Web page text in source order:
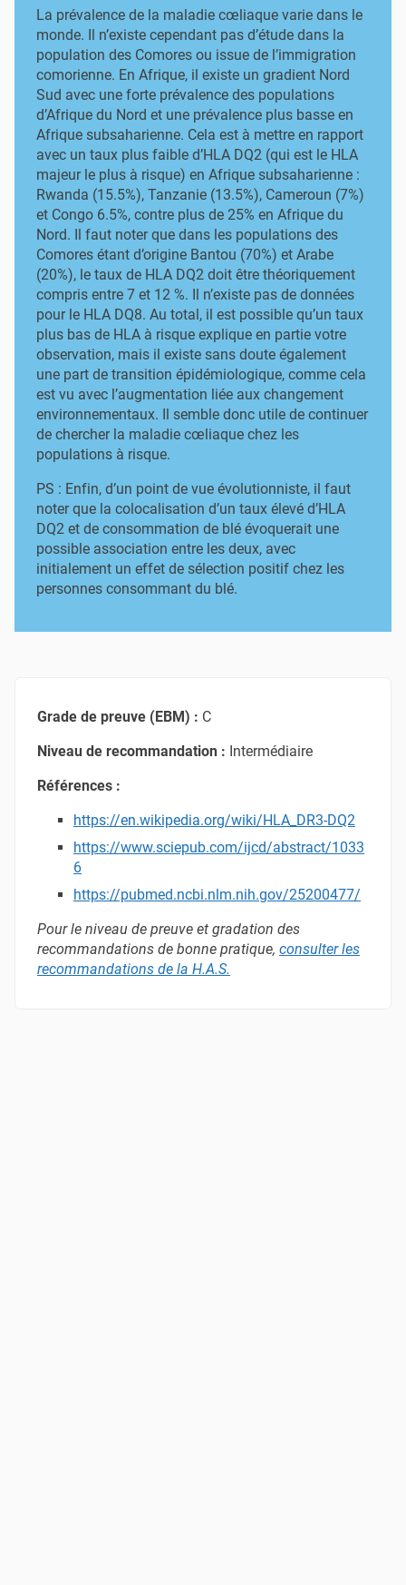
La prévalence de la maladie cœliaque varie dans le
monde. Il n’existe cependant pas d’étude dans la
population des Comores ou issue de l’immigration
comorienne. En Afrique, il existe un gradient Nord
Sud avec une forte prévalence des populations
d’Afrique du Nord et une prévalence plus basse en
Afrique subsaharienne. Cela est à mettre en rapport
avec un taux plus faible d’HLA DQ2 (qui est le HLA
majeur le plus à risque) en Afrique subsaharienne :
Rwanda (15.5%), Tanzanie (13.5%), Cameroun (7%)
et Congo 6.5%, contre plus de 25% en Afrique du
Nord. Il faut noter que dans les populations des
Comores étant d’origine Bantou (70%) et Arabe
(20%), le taux de HLA DQ2 doit être théoriquement
compris entre 7 et 12 %. Il n’existe pas de données
pour le HLA DQ8. Au total, il est possible qu’un taux
plus bas de HLA à risque explique en partie votre
observation, mais il existe sans doute également
une part de transition épidémiologique, comme cela
est vu avec l’augmentation liée aux changement
environnementaux. Il semble donc utile de continuer
de chercher la maladie cœliaque chez les
populations à risque.
PS : Enfin, d’un point de vue évolutionniste, il faut
noter que la colocalisation d’un taux élevé d’HLA
DQ2 et de consommation de blé évoquerait une
possible association entre les deux, avec
initialement un effet de sélection positif chez les
personnes consommant du blé.
Grade de preuve (EBM) : C
Niveau de recommandation : Intermédiaire
Références :
https://en.wikipedia.org/wiki/HLA_DR3-DQ2
https://www.sciepub.com/ijcd/abstract/1033
6
https://pubmed.ncbi.nlm.nih.gov/25200477/
Pour le niveau de preuve et gradation des
recommandations de bonne pratique, consulter les
recommandations de la H.A.S.